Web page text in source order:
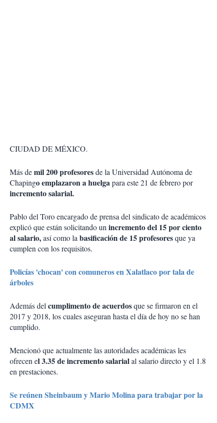
CIUDAD DE MÉXICO.
Más demil 200 profesoresde la Universidad Autónoma de
Chapingo emplazaron a huelgapara este 21 de febrero por
incremento salarial.
Pablo del Toro encargado de prensa del sindicato de académicos
explicó que están solicitando unincremento del 15 por ciento
al salario,así como labasificación de 15 profesoresque ya
cumplen con los requisitos.
Policías 'chocan' con comuneros en Xalatlaco por tala de
árboles
Además delcumplimento de acuerdosque se firmaron en el
2017 y 2018, los cuales aseguran hasta el día de hoy no se han
cumplido.
Mencionó que actualmente las autoridades académicas les
ofrecen el 3.35 de incremento salarialal salario directo y el 1.8
en prestaciones.
Se reúnen Sheinbaum y Mario Molina para trabajar por la
CDMX